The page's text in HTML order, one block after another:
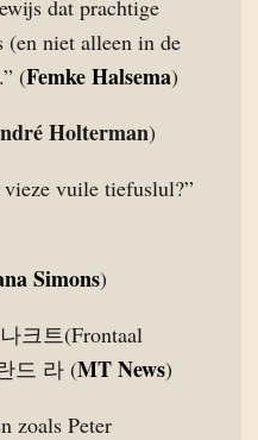
dat prachtige
(en niet alleen in de
(Femke Halsema)
Holterman)
vuile tiefuslul?”
Simons)
크트(Frontaal
드 라 (MT News)
zoals Peter